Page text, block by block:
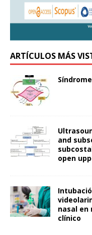
ARTÍCULOS MÁS
and
open
nasal en
clínico